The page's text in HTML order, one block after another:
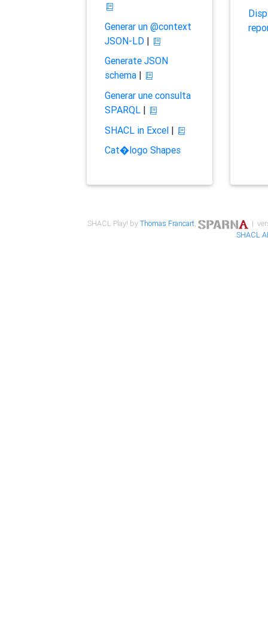
Generar un @context
JSON-LD|
Generate JSON
schema|
Generar une consulta
SPARQL|
SHACL in Excel|
Cat�logo Shapes
SHACL Play! byThomas Francart,
|
SHACL